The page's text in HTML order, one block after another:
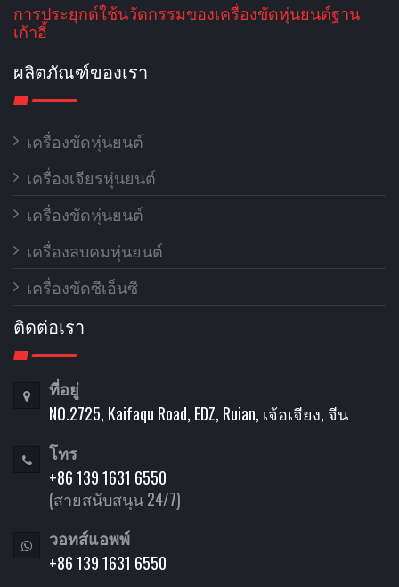
การประยุกต์ใช้นวัตกรรมของเครื่องขัดหุ่นยนต์ฐาน
เก้าอี้
ผลิตภัณฑ์ของเรา
เครื่องขัดหุ่นยนต์
เครื่องเจียรหุ่นยนต์
เครื่องขัดหุ่นยนต์
เครื่องลบคมหุ่นยนต์
เครื่องขัดซีเอ็นซี
ติดต่อเรา
ที่อยู่
NO.2725, Kaifaqu Road, EDZ, Ruian, เจ้อเจียง, จีน
โทร
+86 139 1631 6550
(สายสนับสนุน 24/7)
วอทส์แอพพ์
+86 139 1631 6550